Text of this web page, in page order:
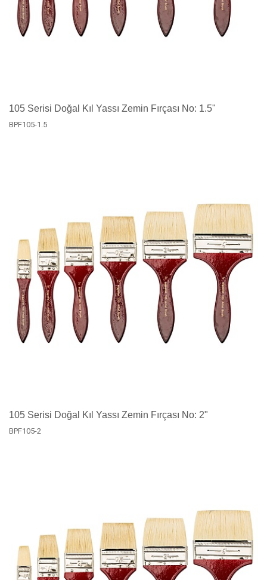
105 Serisi Doğal Kıl Yassı Zemin Fırçası No: 1.5"
BPF105-1.5
105 Serisi Doğal Kıl Yassı Zemin Fırçası No: 2"
BPF105-2